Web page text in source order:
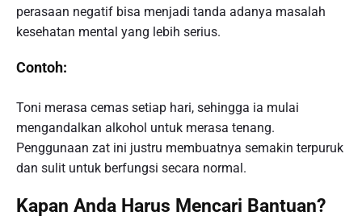
perasaan negatif bisa menjadi tanda adanya masalah
kesehatan mental yang lebih serius.
Contoh:
Toni merasa cemas setiap hari, sehingga ia mulai
mengandalkan alkohol untuk merasa tenang.
Penggunaan zat ini justru membuatnya semakin terpuruk
dan sulit untuk berfungsi secara normal.
Kapan Anda Harus Mencari Bantuan?